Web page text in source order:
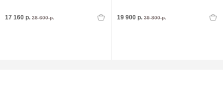
17 160 р. 28 600 р. 19 900 р. 39 800 р.